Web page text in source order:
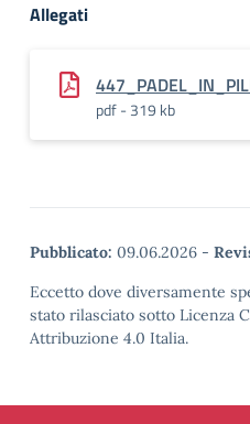
Allegati
pdf - 319 kb
Pubblicato: 09.06.2026 -
Eccetto dove diversamente
stato rilasciato sotto Licenza
Attribuzione 4.0 Italia.